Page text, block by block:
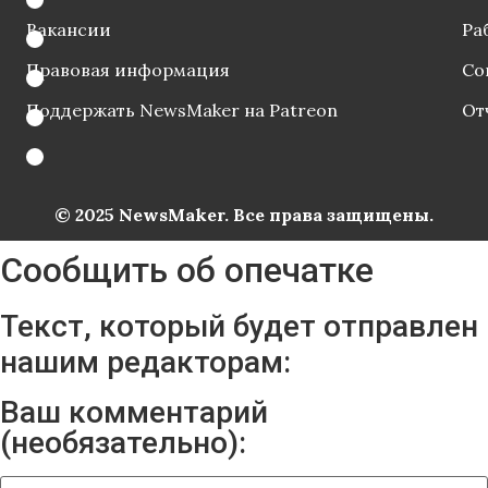
Вакансии
Правовая информация
Поддержать NewsMaker на Patreon
© 2025 NewsMaker. Все права защищены.
Сообщить об опечатке
Текст, который будет отправлен
нашим редакторам:
Ваш комментарий
(необязательно):